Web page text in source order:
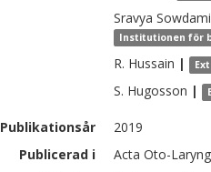
Sravya
Institutionen för
R. Hussain |
S. Hugosson |
Publikationsår
2019
Publicerad i
Acta Oto-